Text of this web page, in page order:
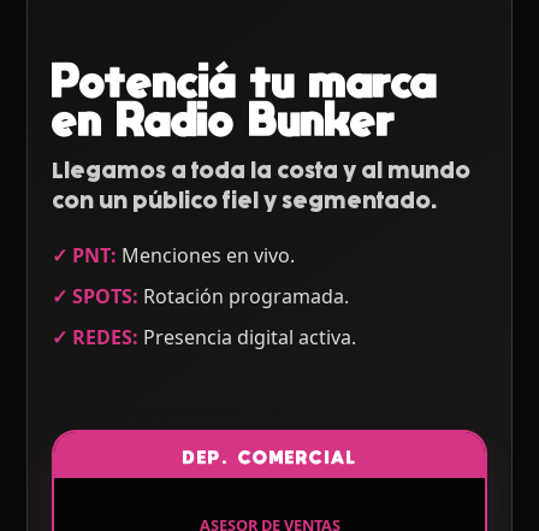
Potenciá tu marca
en Radio Bunker
Llegamos a toda la costa y al mundo
con un público fiel y segmentado.
✓ PNT: Menciones en vivo.
✓ SPOTS: Rotación programada.
✓ REDES: Presencia digital activa.
DEP. COMERCIAL
ASESOR DE VENTAS